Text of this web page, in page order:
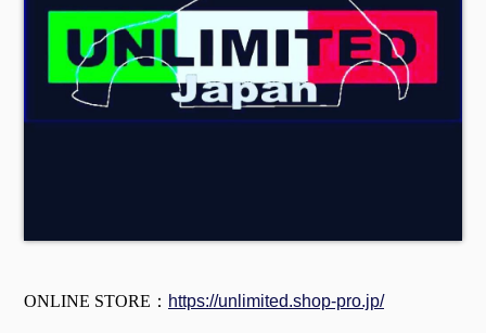
ONLINE STORE： https://unlimited.shop-pro.jp/